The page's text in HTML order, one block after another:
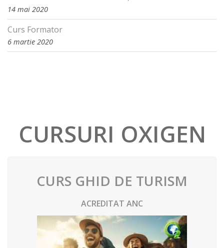
14 mai 2020
Curs Formator
6 martie 2020
CURSURI OXIGEN
CURS GHID DE TURISM
ACREDITAT ANC